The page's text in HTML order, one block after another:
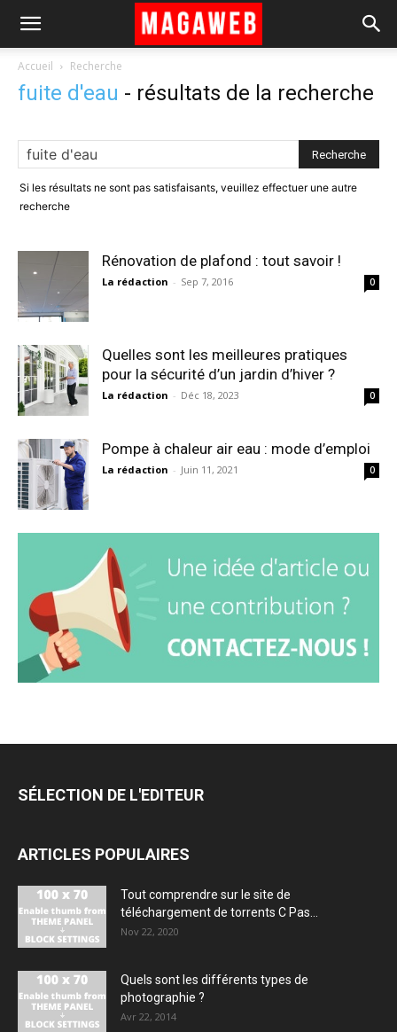
Accueil Recherche
fuite d'eau - résultats de la recherche
Si les résultats ne sont pas satisfaisants, veuillez effectuer une autre
recherche
Rénovation de plafond : tout savoir !
La rédaction - Sep 7, 2016 0
Quelles sont les meilleures pratiques
pour la sécurité d’un jardin d’hiver ?
La rédaction - Déc 18, 2023 0
Pompe à chaleur air eau : mode d’emploi
La rédaction - Juin 11, 2021 0
SÉLECTION DE L'EDITEUR
ARTICLES POPULAIRES
Tout comprendre sur le site de
téléchargement de torrents C Pas...
Nov 22, 2020
Quels sont les différents types de
photographie ?
Avr 22, 2014